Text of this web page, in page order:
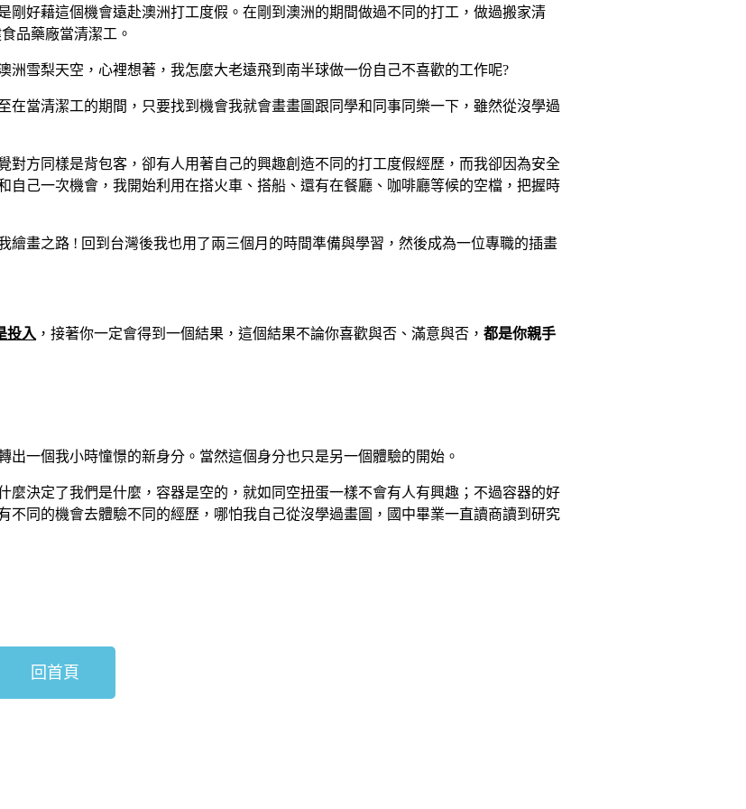
好藉這個機會遠赴澳洲打工度假。在剛到澳洲的期間做過不同的打工，做過搬家清
品藥廠當清潔工。
雪梨天空，心裡想著，我怎麼大老遠飛到南半球做一份自己不喜歡的工作呢?
當清潔工的期間，只要找到機會我就會畫畫圖跟同學和同事同樂一下，雖然從沒學過
方同樣是背包客，卻有人用著自己的興趣創造不同的打工度假經歷，而我卻因為安全
己一次機會，我開始利用在搭火車、搭船、還有在餐廳、咖啡廳等候的空檔，把握時
畫之路 ! 回到台灣後我也用了兩三個月的時間準備與學習，然後成為一位專職的插畫
投入 ，接著你一定會得到一個結果，這個結果不論你喜歡與否、滿意與否， 都是你親手
一個我小時憧憬的新身分。當然這個身分也只是另一個體驗的開始。
決定了我們是什麼，容器是空的，就如同空扭蛋一樣不會有人有興趣；不過容器的好
同的機會去體驗不同的經歷，哪怕我自己從沒學過畫圖，國中畢業一直讀商讀到研究
回首頁